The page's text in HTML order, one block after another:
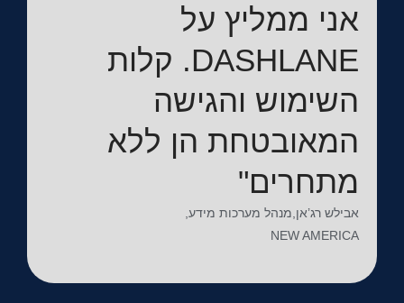
אני ממליץ על
DASHLANE. קלות
השימוש והגישה
המאובטחת הן ללא
מתחרים"
אבילש רג’אן,מנהל מערכות מידע,
NEW AMERICA